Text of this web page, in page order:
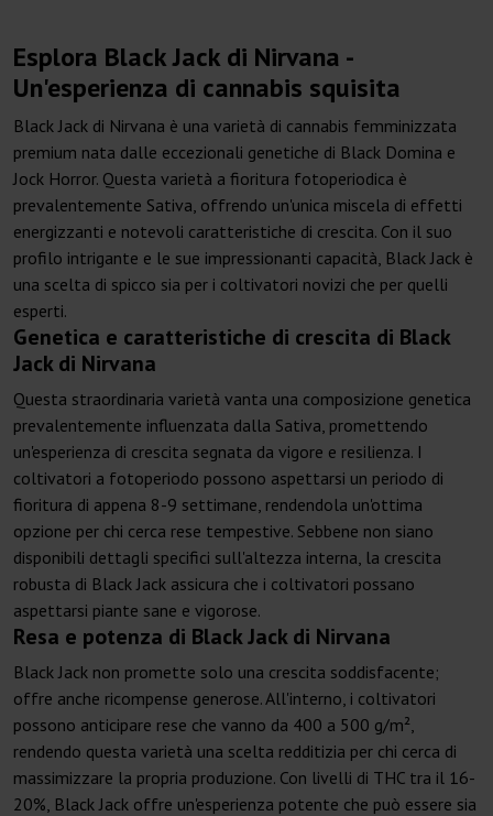
Esplora Black Jack di Nirvana -
Un'esperienza di cannabis squisita
Black Jack di Nirvana è una varietà di cannabis femminizzata
premium nata dalle eccezionali genetiche di Black Domina e
Jock Horror. Questa varietà a fioritura fotoperiodica è
prevalentemente Sativa, offrendo un'unica miscela di effetti
energizzanti e notevoli caratteristiche di crescita. Con il suo
profilo intrigante e le sue impressionanti capacità, Black Jack è
una scelta di spicco sia per i coltivatori novizi che per quelli
esperti.
Genetica e caratteristiche di crescita di Black
Jack di Nirvana
Questa straordinaria varietà vanta una composizione genetica
prevalentemente influenzata dalla Sativa, promettendo
un'esperienza di crescita segnata da vigore e resilienza. I
coltivatori a fotoperiodo possono aspettarsi un periodo di
fioritura di appena 8-9 settimane, rendendola un'ottima
opzione per chi cerca rese tempestive. Sebbene non siano
disponibili dettagli specifici sull'altezza interna, la crescita
robusta di Black Jack assicura che i coltivatori possano
aspettarsi piante sane e vigorose.
Resa e potenza di Black Jack di Nirvana
Black Jack non promette solo una crescita soddisfacente;
offre anche ricompense generose. All'interno, i coltivatori
possono anticipare rese che vanno da 400 a 500 g/m²,
rendendo questa varietà una scelta redditizia per chi cerca di
massimizzare la propria produzione. Con livelli di THC tra il 16-
20%, Black Jack offre un'esperienza potente che può essere sia